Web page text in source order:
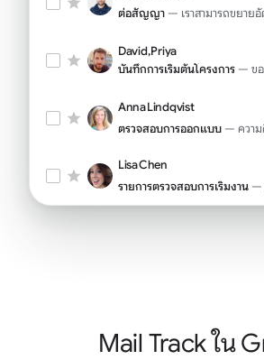
ต่อสัญญา — เราสามารถขยายอัตราปั
David, Priya
บันทึกการเริ่มต้นโครงการ — ขอบคุณทุก
Anna Lindqvist
ตรวจสอบการออกแบบ — ความคิดเห็นเล็กน้
Lisa Chen
รายการตรวจสอบการเริ่มงาน — แช
Mail Track ใน